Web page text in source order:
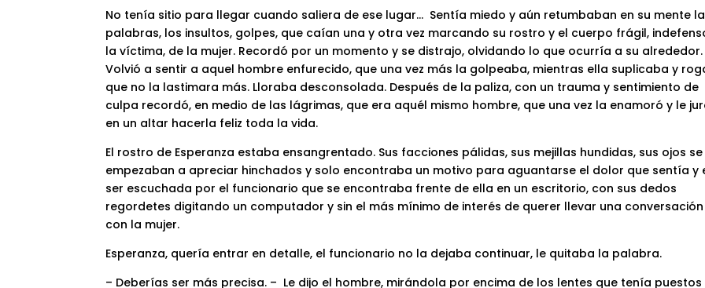
No tenía sitio para llegar cuando saliera de ese lugar… Sentía miedo y aún retumbaban en su mente
palabras, los insultos, golpes, que caían una y otra vez marcando su rostro y el cuerpo frágil,
la víctima, de la mujer. Recordó por un momento y se distrajo, olvidando lo que ocurría a su alrededor.
Volvió a sentir a aquel hombre enfurecido, que una vez más la golpeaba, mientras ella suplicaba y
que no la lastimara más. Lloraba desconsolada. Después de la paliza, con un trauma y sentimiento de
culpa recordó, en medio de las lágrimas, que era aquél mismo hombre, que una vez la enamoró y le
en un altar hacerla feliz toda la vida.
El rostro de Esperanza estaba ensangrentado. Sus facciones pálidas, sus mejillas hundidas, sus ojos se
empezaban a apreciar hinchados y solo encontraba un motivo para aguantarse el dolor que sentía y
ser escuchada por el funcionario que se encontraba frente de ella en un escritorio, con sus dedos
regordetes digitando un computador y sin el más mínimo de interés de querer llevar una conversación
con la mujer.
Esperanza, quería entrar en detalle, el funcionario no la dejaba continuar, le quitaba la palabra.
– Deberías ser más precisa. – Le dijo el hombre, mirándola por encima de los lentes que tenía puestos